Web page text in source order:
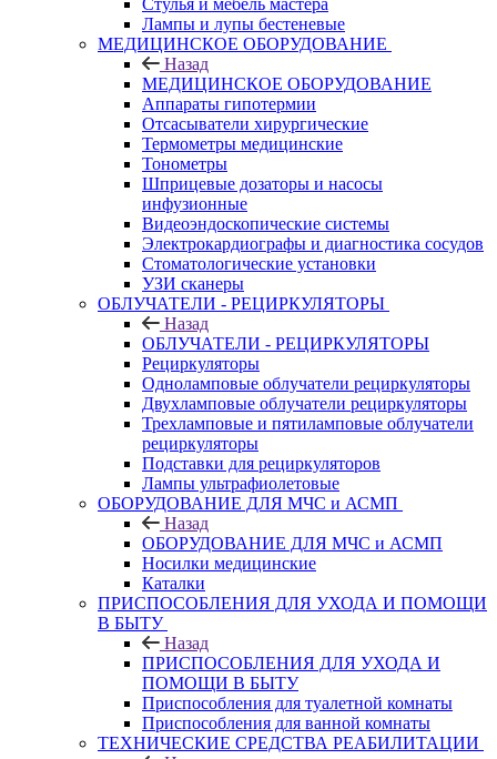
Лампы и лупы бестеневые
МЕДИЦИНСКОЕ ОБОРУДОВАНИЕ
Назад
МЕДИЦИНСКОЕ ОБОРУДОВАНИЕ
Аппараты гипотермии
Отсасыватели хирургические
Термометры медицинские
Тонометры
Шприцевые дозаторы и насосы
инфузионные
Видеоэндоскопические системы
Электрокардиографы и диагностика сосудов
Стоматологические установки
УЗИ сканеры
ОБЛУЧАТЕЛИ - РЕЦИРКУЛЯТОРЫ
Назад
ОБЛУЧАТЕЛИ - РЕЦИРКУЛЯТОРЫ
Рециркуляторы
Одноламповые облучатели рециркуляторы
Двухламповые облучатели рециркуляторы
Трехламповые и пятиламповые облучатели
рециркуляторы
Подставки для рециркуляторов
Лампы ультрафиолетовые
ОБОРУДОВАНИЕ ДЛЯ МЧС и АСМП
Назад
ОБОРУДОВАНИЕ ДЛЯ МЧС и АСМП
Носилки медицинские
Каталки
ПРИСПОСОБЛЕНИЯ ДЛЯ УХОДА И ПОМОЩИ
В БЫТУ
Назад
ПРИСПОСОБЛЕНИЯ ДЛЯ УХОДА И
ПОМОЩИ В БЫТУ
Приспособления для туалетной комнаты
Приспособления для ванной комнаты
ТЕХНИЧЕСКИЕ СРЕДСТВА РЕАБИЛИТАЦИИ